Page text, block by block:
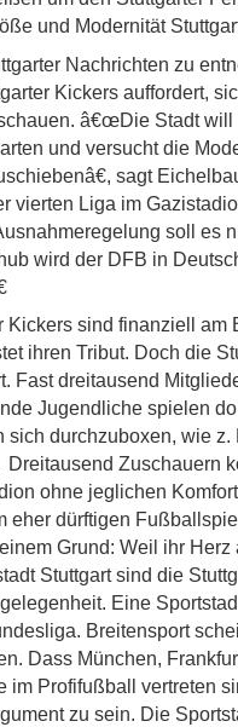
und Modernität
Nachrichten zu
Kickers auffordert,
â€œDie Stadt will
und versucht die
sagt
vierten Liga im
soll es
wird der DFB in
Kickers sind finanziell am
ihren Tribut. Doch die
Fast dreitausend
Jugendliche spielen
sich durchzuboxen, wie
Zuschauern
ohne jeglichen
eher dürftigen
Grund: Weil ihr
Stuttgart sind die
Eine
Breitensport
Dass München,
im Profifußball vertreten
zu sein. Die